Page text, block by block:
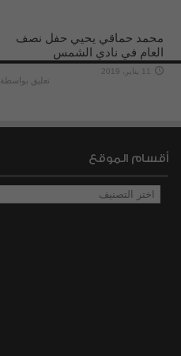
محمد حماقي يحيي حفل نصف
العام في نادي الشمس
11 يناير، 2019
تعليق بواسطة G+
أقسام الموقع
أقسام
الموقع